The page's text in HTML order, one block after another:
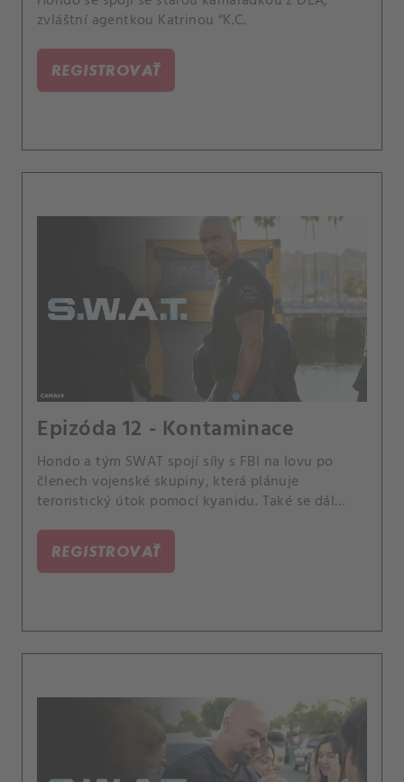
zvláštní agentkou Katrinou “K.C.
REGISTROVAŤ
Epizóda 12 - Kontaminace
Hondo a tým SWAT spojí síly s FBI na lovu po
členech vojenské skupiny, která plánuje
teroristický útok pomocí kyanidu. Také se dál
se snaží prosadit Jessica a Michael Plank,
prezident policejní komise.
REGISTROVAŤ